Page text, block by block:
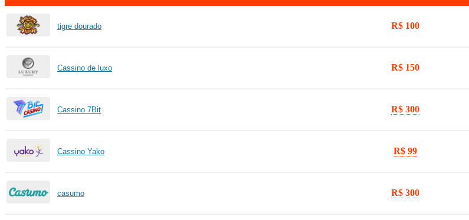
tigre dourado R$ 100
Cassino de luxo R$ 150
Cassino 7Bit R$ 300
Cassino Yako R$ 99
casumo R$ 300